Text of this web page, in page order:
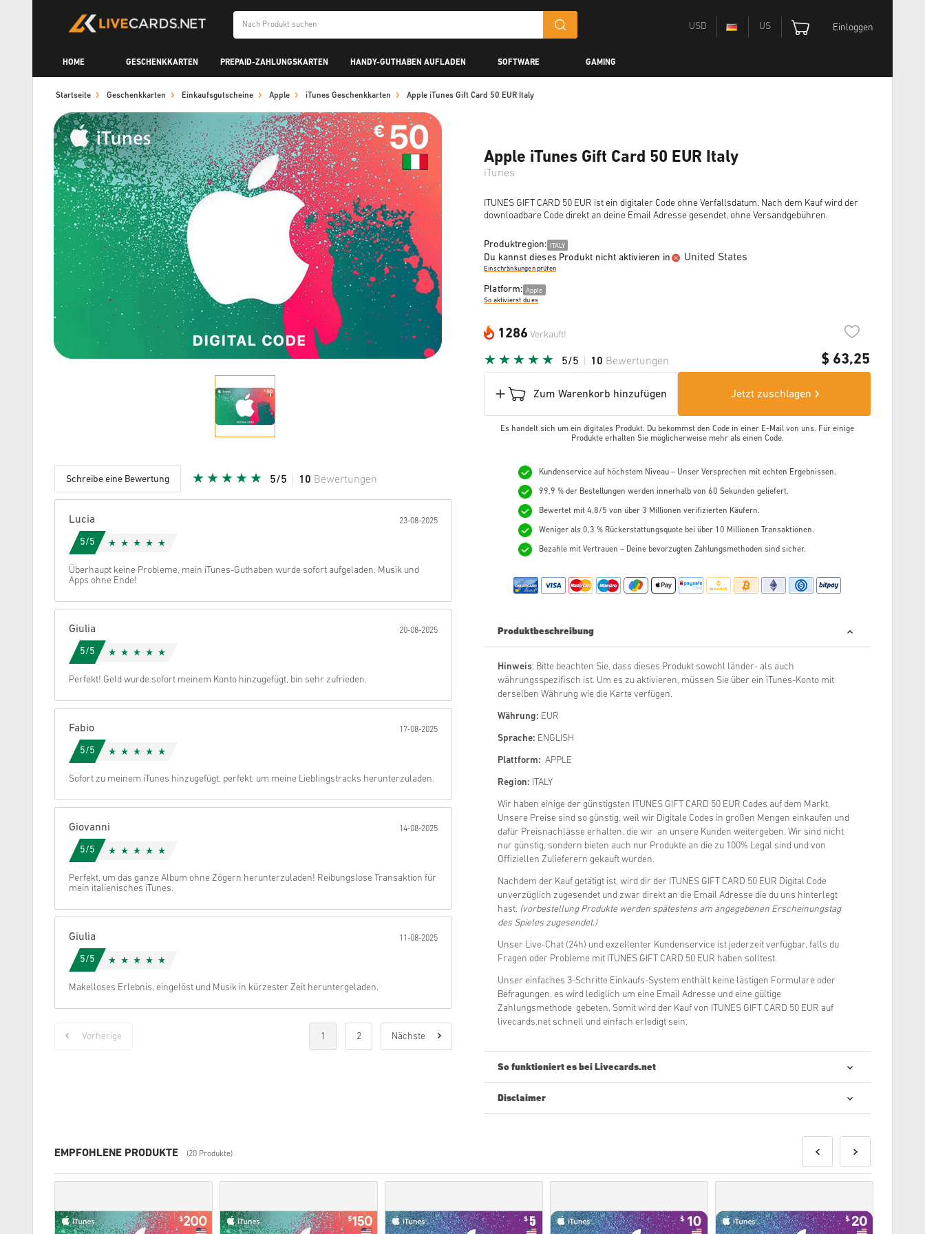
USD US Einloggen
HOME GESCHENKKARTEN PREPAID-ZAHLUNGSKARTEN HANDY-GUTHABEN AUFLADEN SOFTWARE GAMING
Startseite Geschenkkarten Einkaufsgutscheine Apple iTunes Geschenkkarten Apple iTunes Gift Card 50 EUR Italy
Schreibe eine Bewertung 5/5 10 Bewertungen
Stornieren
Lucia 23-08-2025
5/5
Überhaupt keine Probleme, mein iTunes-Guthaben wurde sofort aufgeladen. Musik und
Apps ohne Ende!
Giulia 20-08-2025
5/5
Perfekt! Geld wurde sofort meinem Konto hinzugefügt, bin sehr zufrieden.
Fabio 17-08-2025
5/5
Sofort zu meinem iTunes hinzugefügt, perfekt, um meine Lieblingstracks herunterzuladen.
Giovanni 14-08-2025
5/5
Perfekt, um das ganze Album ohne Zögern herunterzuladen! Reibungslose Transaktion für
mein italienisches iTunes.
Giulia 11-08-2025
5/5
Makelloses Erlebnis, eingelöst und Musik in kürzester Zeit heruntergeladen.
Vorherige 1 2 Nächste
Apple iTunes Gift Card 50 EUR Italy
iTunes
ITUNES GIFT CARD 50 EUR ist ein digitaler Code ohne Verfallsdatum. Nach dem Kauf wird der
downloadbare Code direkt an deine Email Adresse gesendet, ohne Versandgebühren.
Produktregion: ITALY
Du kannst dieses Produkt nicht aktivieren in United States
Einschränkungen prüfen
Platform: Apple
So aktivierst du es
1286 Verkauft!
$ 63,25
5/5 10 Bewertungen
Zum Warenkorb hinzufügen Jetzt zuschlagen
Es handelt sich um ein digitales Produkt. Du bekommst den Code in einer E-Mail von uns. Für einige
Produkte erhalten Sie möglicherweise mehr als einen Code.
Kundenservice auf höchstem Niveau – Unser Versprechen mit echten Ergebnissen.
99,9 % der Bestellungen werden innerhalb von 60 Sekunden geliefert.
Bewertet mit 4,8/5 von über 3 Millionen verifizierten Käufern.
Weniger als 0,3 % Rückerstattungsquote bei über 10 Millionen Transaktionen.
Bezahle mit Vertrauen – Deine bevorzugten Zahlungsmethoden sind sicher.
Produktbeschreibung
Hinweis: Bitte beachten Sie, dass dieses Produkt sowohl länder- als auch
währungsspezifisch ist. Um es zu aktivieren, müssen Sie über ein iTunes-Konto mit
derselben Währung wie die Karte verfügen.
Währung: EUR
Sprache: ENGLISH
Plattform: APPLE
Region: ITALY
Wir haben einige der günstigsten ITUNES GIFT CARD 50 EUR Codes auf dem Markt.
Unsere Preise sind so günstig, weil wir Digitale Codes in großen Mengen einkaufen und
dafür Preisnachlässe erhalten, die wir an unsere Kunden weitergeben. Wir sind nicht
nur günstig, sondern bieten auch nur Produkte an die zu 100% Legal sind und von
Offiziellen Zulieferern gekauft wurden.
Nachdem der Kauf getätigt ist, wird dir der ITUNES GIFT CARD 50 EUR Digital Code
unverzüglich zugesendet und zwar direkt an die Email Adresse die du uns hinterlegt
hast. (vorbestellung Produkte werden spätestens am angegebenen Erscheinungstag
des Spieles zugesendet.)
Unser Live-Chat (24h) und exzellenter Kundenservice ist jederzeit verfügbar, falls du
Fragen oder Probleme mit ITUNES GIFT CARD 50 EUR haben solltest.
Unser einfaches 3-Schritte Einkaufs-System enthält keine lästigen Formulare oder
Befragungen, es wird lediglich um eine Email Adresse und eine gültige
Zahlungsmethode gebeten. Somit wird der Kauf von ITUNES GIFT CARD 50 EUR auf
livecards.net schnell und einfach erledigt sein.
So funktioniert es bei Livecards.net
Neu bei Livecards.net? Digitale Codes zu kaufen ist schnell und einfach:
Disclaimer
Bestellungen die den Anschein einer kommerziellen Nutzung erwecken, werden
nicht angenommen.
Sollte es irgendein Problem mit einem Kauf geben, so kontaktiere uns bitte über
EMPFOHLENE PRODUKTE (20 Produkte)